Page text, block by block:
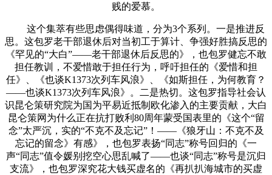
贱的爱慕。
这个集萃有些思虑偶得味道，分为3个系列。一是推进反
思。这包罗老干部退休后对当初工于算计、争强好胜搞反思的
《罕见的“大白”——老干部退休后反思的》，也包罗健忘不敢
担任教训，不爱惜敢于担任行为，呼吁担任的《爱惜和担
任》、《也谈K1373次列车风浪》、《如斯担任，为何教育？
——也谈K1373次列车风浪》。二是热切。这包罗指导社会认
识昆仑策研究院为国为平易近抵制欧化渗入的主要贡献，大白
昆仑策网为什么正在抗打败利80周年蒙受国表里的《这个“留
念”太严沉，实的“不克不及忘记”！——《狼牙山：不克不及
忘记的留念》有感》，也包罗表扬“同志”称号回归的《一
声“同志”值令媛别挖空心思乱喊了——也谈“同志”称号是沉归
支流》，也包罗深究花大钱买虚名的《再扒扒海城市的买虚